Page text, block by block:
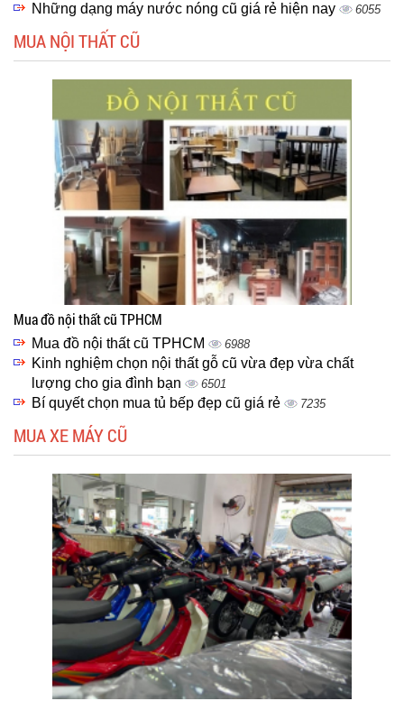
Những dạng máy nước nóng cũ giá rẻ hiện nay 6055
MUA NỘI THẤT CŨ
Mua đồ nội thất cũ TPHCM
Mua đồ nội thất cũ TPHCM 6988
Kinh nghiệm chọn nội thất gỗ cũ vừa đẹp vừa chất
lượng cho gia đình bạn
6501
Bí quyết chọn mua tủ bếp đẹp cũ giá rẻ 7235
MUA XE MÁY CŨ